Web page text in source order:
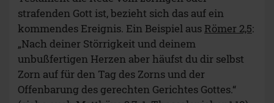
strafenden Gott ist, bezieht sich das auf ein
kommendes Ereignis. Ein Beispiel aus Römer 2,5:
„Nach deiner Störrigkeit und deinem
unbußfertigen Herzen aber häufst du dir selbst
Zorn auf für den Tag des Zorns und der
Offenbarung des gerechten Gerichtes Gottes.“